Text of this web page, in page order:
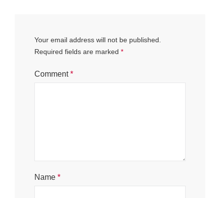
Your email address will not be published.
Required fields are marked *
Comment*
Name *